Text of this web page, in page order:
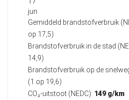
jun
Gemiddeld brandstofverbruik
op 17,5)
Brandstofverbruik in de stad
14,9)
Brandstofverbruik op de
(1 op 19,6)
CO₂-uitstoot (NEDC): 149 g/km